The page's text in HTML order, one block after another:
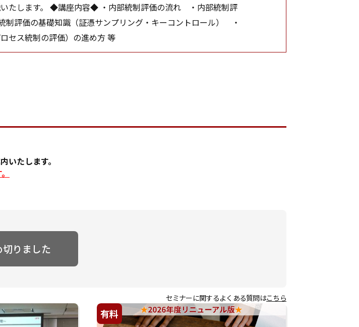
たします。 ◆講座内容◆ ・内部統制評価の流れ ・内部統制評
評価の基礎知識（証憑サンプリング・キーコントロール） ・
セス統制の評価）の進め方 等
いたします。
りました
セミナーに関するよくある質問はこちら
有料